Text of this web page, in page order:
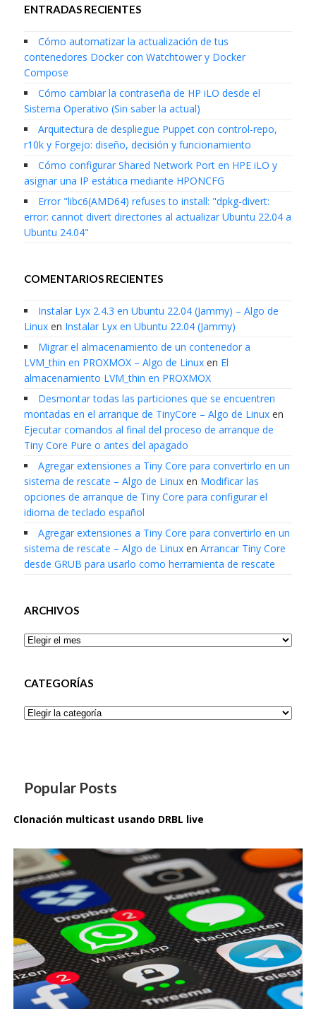
ENTRADAS RECIENTES
Cómo automatizar la actualización de tus
contenedores Docker con Watchtower y Docker
Compose
Cómo cambiar la contraseña de HP iLO desde el
Sistema Operativo (Sin saber la actual)
Arquitectura de despliegue Puppet con control-repo,
r10k y Forgejo: diseño, decisión y funcionamiento
Cómo configurar Shared Network Port en HPE iLO y
asignar una IP estática mediante HPONCFG
Error "libc6(AMD64) refuses to install: "dpkg-divert:
error: cannot divert directories al actualizar Ubuntu 22.04 a
Ubuntu 24.04"
COMENTARIOS RECIENTES
Instalar Lyx 2.4.3 en Ubuntu 22.04 (Jammy) – Algo de
Linuxen Instalar Lyx en Ubuntu 22.04 (Jammy)
Migrar el almacenamiento de un contenedor a
LVM_thin en PROXMOX – Algo de Linuxen El
almacenamiento LVM_thin en PROXMOX
Desmontar todas las particiones que se encuentren
montadas en el arranque de TinyCore – Algo de Linuxen
Ejecutar comandos al final del proceso de arranque de
Tiny Core Pure o antes del apagado
Agregar extensiones a Tiny Core para convertirlo en un
sistema de rescate – Algo de Linuxen Modificar las
opciones de arranque de Tiny Core para configurar el
idioma de teclado español
Agregar extensiones a Tiny Core para convertirlo en un
sistema de rescate – Algo de Linuxen Arrancar Tiny Core
desde GRUB para usarlo como herramienta de rescate
ARCHIVOS
Archivos
CATEGORÍAS
Categorías
Popular Posts
Clonación multicast usando DRBL live